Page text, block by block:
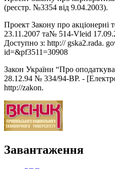
(реєстр. №3354 від 9.04.2003).
Проект Закону про акціонерні
23.11.2007 та№ 514-Vleid
Доступно з: http:// gska2.rada.
id=&pf3511=30908
Закон України “Про
28.12.94 № 334/94-ВР. -
http://zakon.
Завантаження